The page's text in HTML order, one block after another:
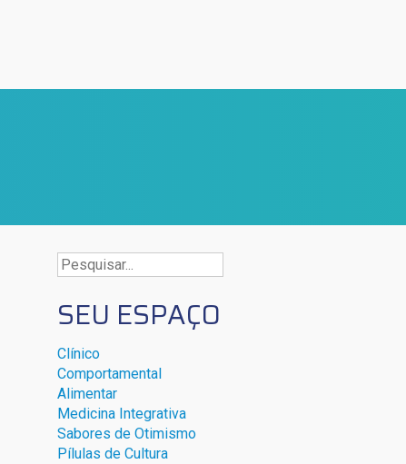
Buscar
por:
SEU ESPAÇO
Clínico
Comportamental
Alimentar
Medicina Integrativa
Sabores de Otimismo
Pílulas de Cultura